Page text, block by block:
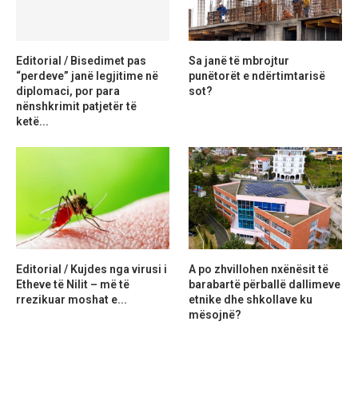
Editorial / Bisedimet pas
“perdeve” janë legjitime në
diplomaci, por para
nënshkrimit patjetër të
ketë...
Sa janë të mbrojtur
punëtorët e ndërtimtarisë
sot?
Editorial / Kujdes nga virusi i
Etheve të Nilit – më të
rrezikuar moshat e...
A po zhvillohen nxënësit të
barabartë përballë dallimeve
etnike dhe shkollave ku
mësojnë?